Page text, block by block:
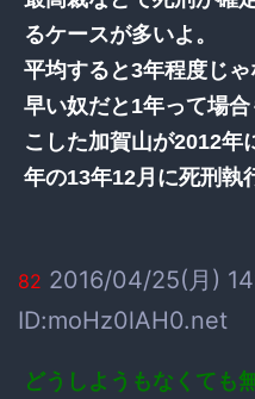
るケースが多いよ。
平均すると3年程度じゃ
早い奴だと1年って場
こした加賀山が2012年
年の13年12月に死刑執
82 2016/04/25(月)
ID:moHz0lAH0.net
どうしようもなくても